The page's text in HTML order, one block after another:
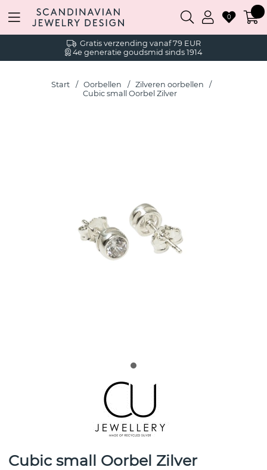
Gratis verzending vanaf 79 EUR
4e generatie goudsmid sinds 1914
0
Start Oorbellen
Zilveren oorbellen
Cubic small Oorbel Zilver
Cubic small Oorbel Zilver